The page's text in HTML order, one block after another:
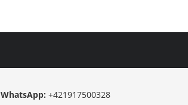
WhatsApp: +421917500328